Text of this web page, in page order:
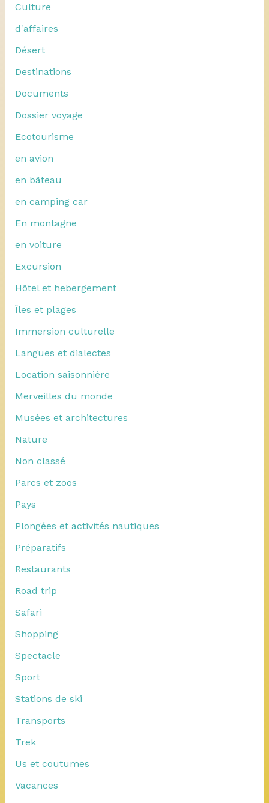
Culture
d'affaires
Désert
Destinations
Documents
Dossier voyage
Ecotourisme
en avion
en bâteau
en camping car
En montagne
en voiture
Excursion
Hôtel et hebergement
Îles et plages
Immersion culturelle
Langues et dialectes
Location saisonnière
Merveilles du monde
Musées et architectures
Nature
Non classé
Parcs et zoos
Pays
Plongées et activités nautiques
Préparatifs
Restaurants
Road trip
Safari
Shopping
Spectacle
Sport
Stations de ski
Transports
Trek
Us et coutumes
Vacances